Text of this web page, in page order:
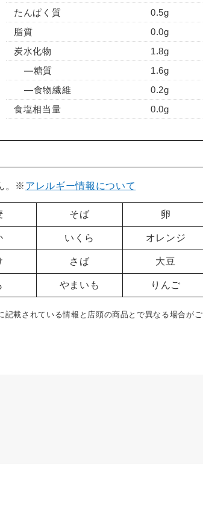
たんぱく質
0.5g
脂質
0.0g
炭水化物
1.8g
糖質
1.6g
食物繊維
0.2g
食塩相当量
0.0g
。※ アレルギー情報について
そば 卵
いくら オレンジ
さば 大豆
やまいも りんご
載されている情報と店頭の商品とで異なる場合がご